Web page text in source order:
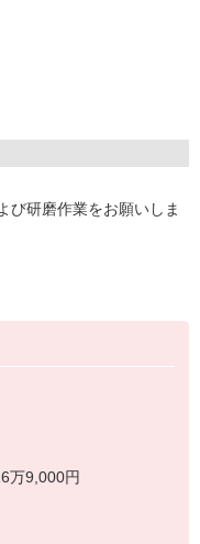
けも大歓迎☆彡
）ノ
び研磨作業をお願いしま
万9,000円